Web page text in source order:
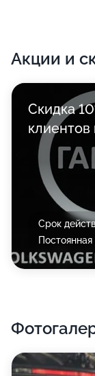
Акции и
Скидка
клиентов
Срок
Постоянная